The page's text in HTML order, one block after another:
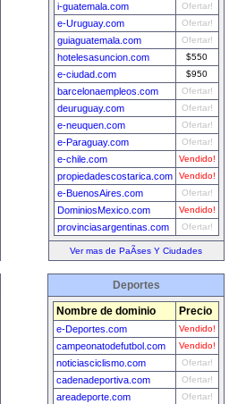
i-guatemala.com Ofertar!
e-Uruguay.com Ofertar!
guiaguatemala.com Ofertar!
hotelesasuncion.com $550
e-ciudad.com $950
barcelonaempleos.com Ofertar!
deuruguay.com Ofertar!
e-neuquen.com Ofertar!
e-Paraguay.com Ofertar!
e-chile.com Vendido!
propiedadescostarica.com Vendido!
e-BuenosAires.com Ofertar!
DominiosMexico.com Vendido!
provinciasargentinas.com Ofertar!
Ver mas de PaÃ­ses Y Ciudades
Deportes
Nombre de dominio Precio
e-Deportes.com Vendido!
campeonatodefutbol.com Vendido!
noticiasciclismo.com Ofertar!
cadenadeportiva.com Ofertar!
areadeporte.com Ofertar!